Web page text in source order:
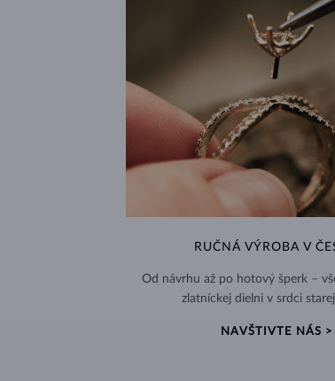
RUČNÁ VÝROBA V
Od návrhu až po hotový šperk –
zlatníckej dielni v srdci
NAVŠTIVTE NÁS >